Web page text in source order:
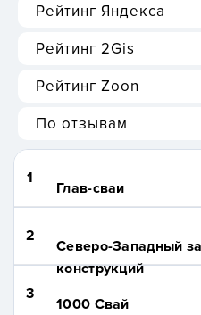
Рейтинг Яндекса
Рейтинг 2Gis
Рейтинг Zoon
По отзывам
1
Глав-сваи
2
Северо-Западный
конструкций
3
1000 Свай